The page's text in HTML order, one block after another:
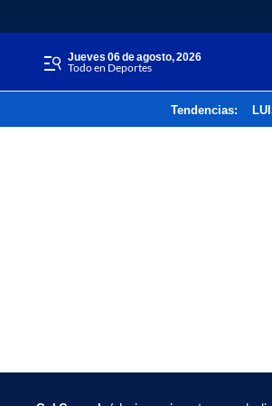
jueves 06 de agosto, 2026
Todo en Deportes
Tendencias: